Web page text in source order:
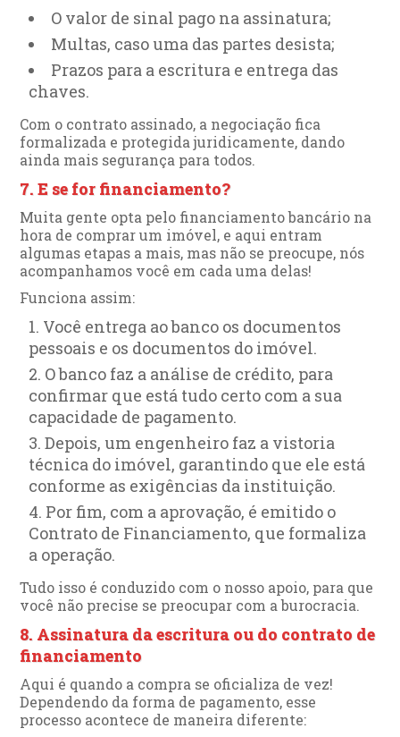
O valor de sinal pago na assinatura;
Multas, caso uma das partes desista;
Prazos para a escritura e entrega das
chaves.
Com o contrato assinado, a negociação fica
formalizada e protegida juridicamente, dando
ainda mais segurança para todos.
7. E se for financiamento?
Muita gente opta pelo financiamento bancário na
hora de comprar um imóvel, e aqui entram
algumas etapas a mais, mas não se preocupe, nós
acompanhamos você em cada uma delas!
Funciona assim:
Você entrega ao banco os documentos
pessoais e os documentos do imóvel.
O banco faz a análise de crédito, para
confirmar que está tudo certo com a sua
capacidade de pagamento.
Depois, um engenheiro faz a vistoria
técnica do imóvel, garantindo que ele está
conforme as exigências da instituição.
Por fim, com a aprovação, é emitido o
Contrato de Financiamento, que formaliza
a operação.
Tudo isso é conduzido com o nosso apoio, para que
você não precise se preocupar com a burocracia.
8. Assinatura da escritura ou do contrato de
financiamento
Aqui é quando a compra se oficializa de vez!
Dependendo da forma de pagamento, esse
processo acontece de maneira diferente: